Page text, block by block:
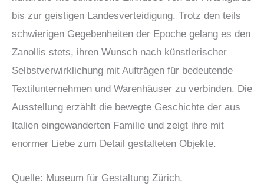
bis zur geistigen Landesverteidigung. Trotz den teils
schwierigen Gegebenheiten der Epoche gelang es den
Zanollis stets, ihren Wunsch nach künstlerischer
Selbstverwirklichung mit Aufträgen für bedeutende
Textilunternehmen und Warenhäuser zu verbinden. Die
Ausstellung erzählt die bewegte Geschichte der aus
Italien eingewanderten Familie und zeigt ihre mit
enormer Liebe zum Detail gestalteten Objekte.
Quelle: Museum für Gestaltung Zürich,